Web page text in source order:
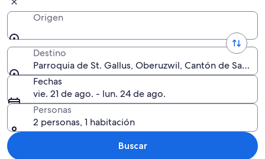
Origen
Destino
Parroquia de St. Gallus, Oberuzwil, Cantón de San
Fechas
vie. 21 de ago. - lun. 24 de ago.
Personas
2 personas, 1 habitación
Buscar